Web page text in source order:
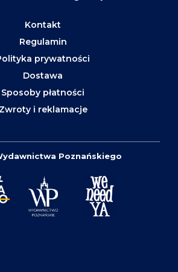
Kontakt
Regulamin
prywatności
Dostawa
Sposoby płatności
Zwroty i reklamacje
Poznańskiego